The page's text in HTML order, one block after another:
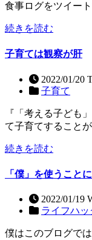
食事ログをツイー
続きを読む
子育ては観察が肝
2022/01/20
子育て
『「考える子ども
て子育てすること
続きを読む
「僕」を使うこと
2022/01/19
ライフハッ
僕はこのブログで